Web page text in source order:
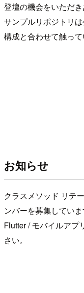
登壇の機会をいただき
サンプルリポジトリ
構成と合わせて触って
お知らせ
クラスメソッド リテ
ンバーを募集していま
Flutter / モバイルアプ
さい。